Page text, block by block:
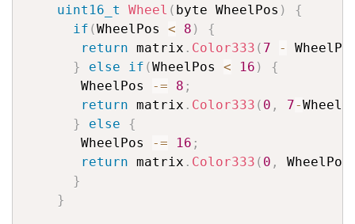
uint16_t
Wheel ( byte WheelPos )
{
if (WheelPos < 8 )
{
return matrix . Color333 ( 7 -
}
else if (WheelPos < 16 )
{
       WheelPos
-= 8 ;
return matrix . Color333 ( 0 , 7-
}
else
{
       WheelPos
-= 16 ;
return matrix . Color333 ( 0 , WheelPos
}
}